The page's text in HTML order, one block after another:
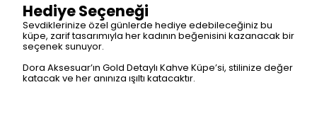
Hediye Seçeneği
Sevdiklerinize özel günlerde hediye edebileceğiniz bu
küpe, zarif tasarımıyla her kadının beğenisini kazanacak bir
seçenek sunuyor.
Dora Aksesuar’ın Gold Detaylı Kahve Küpe’si, stilinize değer
katacak ve her anınıza ışıltı katacaktır.